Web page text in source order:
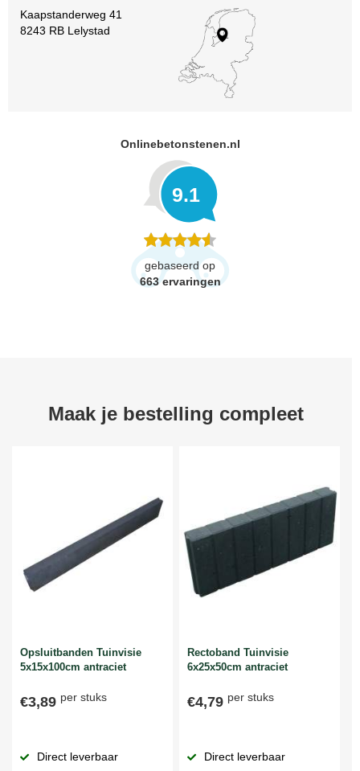
Kaapstanderweg 41
8243 RB Lelystad
Onlinebetonstenen.nl
9.1
gebaseerd op
663 ervaringen
Maak je bestelling compleet
Opsluitbanden Tuinvisie
5x15x100cm antraciet
€3,89 per stuks
Direct leverbaar
Rectoband Tuinvisie
6x25x50cm antraciet
€4,79 per stuks
Direct leverbaar